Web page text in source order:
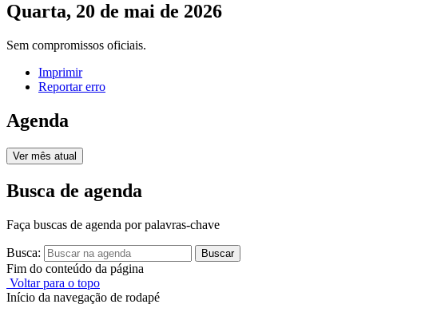
Quarta, 20 de mai de 2026
Sem compromissos oficiais.
Imprimir
Reportar erro
Agenda
Ver mês atual
Busca de agenda
Faça buscas de agenda por palavras-chave
Busca: Buscar
Fim do conteúdo da página
Voltar para o topo
Início da navegação de rodapé